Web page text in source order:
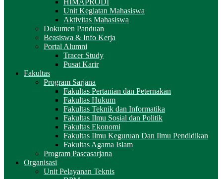
HIMAPRODI
Unit Kegiatan Mahasiswa
Aktivitas Mahasiswa
Dokumen Panduan
Beasiswa & Info Kerja
Portal Alumni
Tracer Study
Pusat Karir
Fakultas
Program Sarjana
Fakultas Pertanian dan Peternakan
Fakultas Hukum
Fakultas Teknik dan Informatika
Fakultas Ilmu Sosial dan Politik
Fakultas Ekonomi
Fakultas Ilmu Keguruan Dan Ilmu Pendidikan
Fakultas Agama Islam
Program Pascasarjana
Organisasi
Unit Pelayanan Teknis